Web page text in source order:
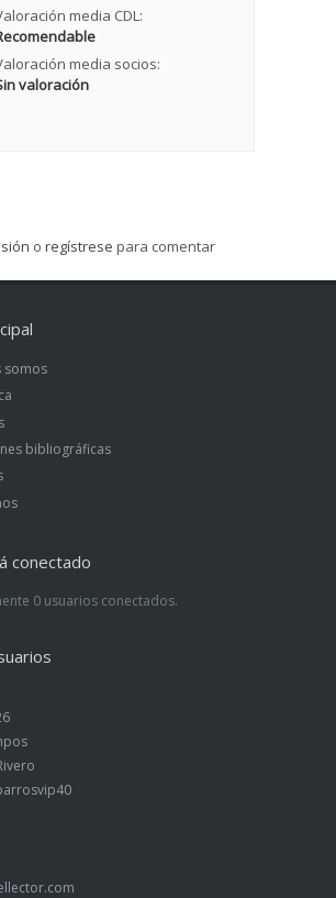
media CDL:
media socios:
valoración
o regístrese para comentar
somos
bibliográficas
conectado
0 usuarios conectados.